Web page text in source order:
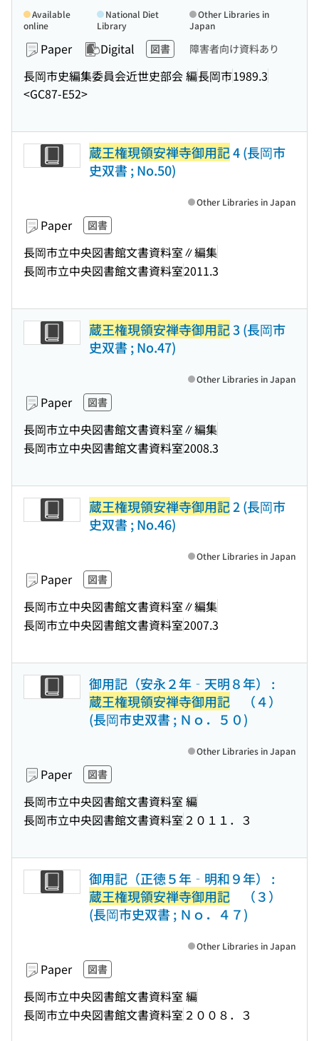
Paper Digital 図書 障害者向け資料あり
長岡市史編集委員会近世史部会 編長岡市1989.3
<GC87-E52>
Available
online
National Diet
Library
Other Libraries in
Japan
蔵王権現領安禅寺御用記4 (長岡市
史双書 ; No.50)
Paper 図書
長岡市立中央図書館文書資料室∥編集
長岡市立中央図書館文書資料室2011.3
Other Libraries in Japan
蔵王権現領安禅寺御用記3 (長岡市
史双書 ; No.47)
Paper 図書
長岡市立中央図書館文書資料室∥編集
長岡市立中央図書館文書資料室2008.3
Other Libraries in Japan
蔵王権現領安禅寺御用記2 (長岡市
史双書 ; No.46)
Paper 図書
長岡市立中央図書館文書資料室∥編集
長岡市立中央図書館文書資料室2007.3
Other Libraries in Japan
御用記（安永２年‐天明８年） :
蔵王権現領安禅寺御用記 （４）
(長岡市史双書 ; Ｎｏ．５０)
Paper 図書
長岡市立中央図書館文書資料室 編
長岡市立中央図書館文書資料室 ２０１１．３
Other Libraries in Japan
御用記（正徳５年‐明和９年） :
蔵王権現領安禅寺御用記 （３）
(長岡市史双書 ; Ｎｏ．４７)
Paper 図書
長岡市立中央図書館文書資料室 編
長岡市立中央図書館文書資料室 ２００８．３
Other Libraries in Japan